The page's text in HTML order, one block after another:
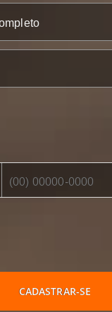
CADASTRAR-SE